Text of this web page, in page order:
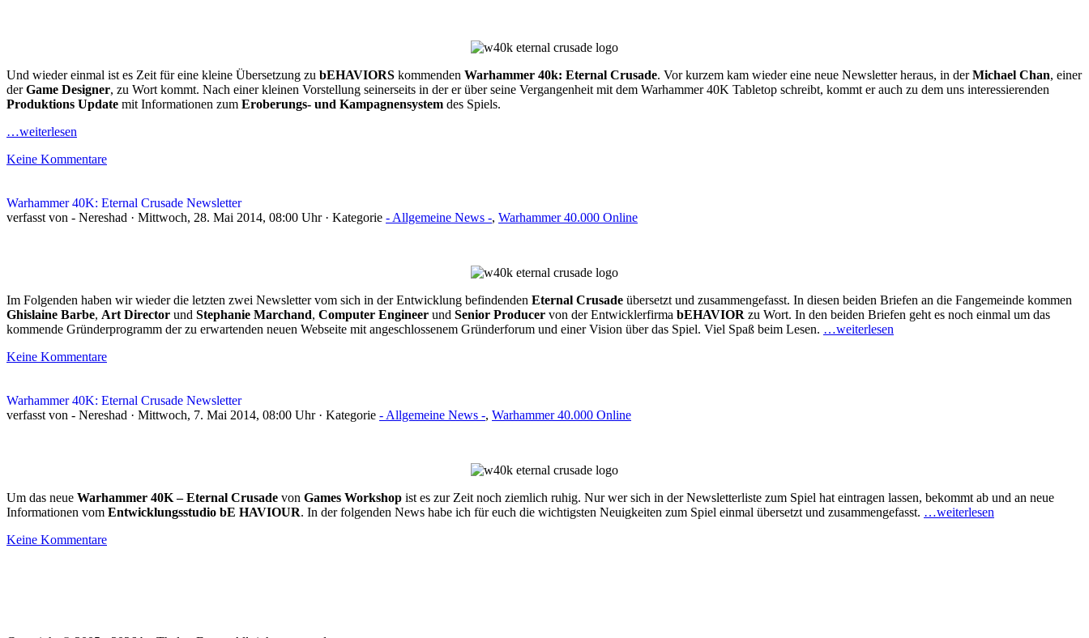
Und wieder einmal ist es Zeit für eine kleine Übersetzung zu bEHAVIORS kommenden Warhammer 40k: Eternal Crusade. Vor kurzem kam wieder eine neue Newsletter heraus, in derMichael Chan, einer
derGame Designer, zu Wort kommt. Nach einer kleinen Vorstellung seinerseits in der er über seine Vergangenheit mit dem Warhammer 40K Tabletop schreibt, kommt er auch zu dem uns interessierenden
Produktions Update mit Informationen zum Eroberungs- und Kampagnensystem des Spiels.
…weiterlesen
Keine Kommentare
Warhammer 40K: Eternal Crusade Newsletter
verfasst von - Nereshad · Mittwoch, 28. Mai 2014, 08:00 Uhr · Kategorie - Allgemeine News -, Warhammer 40.000 Online
Im Folgenden haben wir wieder die letzten zwei Newsletter vom sich in der Entwicklung befindenden Eternal Crusade übersetzt und zusammengefasst. In diesen beiden Briefen an die Fangemeinde kommen
Ghislaine Barbe, Art Director und Stephanie Marchand, Computer Engineer und Senior Producer von der Entwicklerfirma bEHAVIOR zu Wort. In den beiden Briefen geht es noch einmal um das
kommende Gründerprogramm der zu erwartenden neuen Webseite mit angeschlossenem Gründerforum und einer Vision über das Spiel. Viel Spaß beim Lesen. …weiterlesen
Keine Kommentare
Warhammer 40K: Eternal Crusade Newsletter
verfasst von - Nereshad · Mittwoch, 7. Mai 2014, 08:00 Uhr · Kategorie - Allgemeine News -, Warhammer 40.000 Online
Um das neue Warhammer 40K – Eternal Crusade von Games Workshop ist es zur Zeit noch ziemlich ruhig. Nur wer sich in der Newsletterliste zum Spiel hat eintragen lassen, bekommt ab und an neue
Informationen vom Entwicklungsstudio bE HAVIOUR. In der folgenden News habe ich für euch die wichtigsten Neuigkeiten zum Spiel einmal übersetzt und zusammengefasst. …weiterlesen
Keine Kommentare